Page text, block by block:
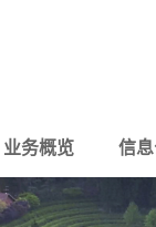
业务概览 信